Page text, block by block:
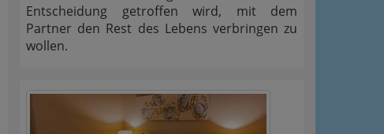
Entscheidung getroffen wird, mit dem
Partner den Rest des Lebens verbringen zu
wollen.